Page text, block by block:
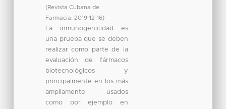
(Revista Cubana de
Farmacia
2019-12-16)
La inmunogenicidad es
una prueba que se deben
realizar como parte de la
evaluación de fármacos
biotecnológicos y
principalmente en los más
ampliamente usados
como por ejemplo en